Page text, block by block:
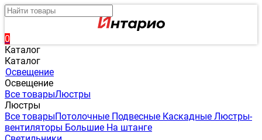
0
Каталог
Каталог
Освещение
Освещение
Все товарыЛюстры
Люстры
Все товарыПотолочные Подвесные Каскадные Люстры-
вентиляторы Большие На штанге